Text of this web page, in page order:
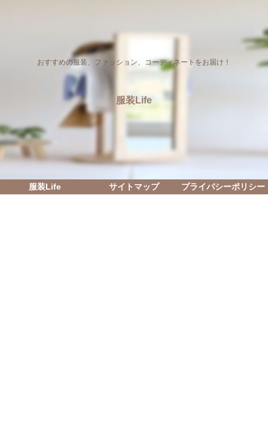
おすすめの服装、ファッション、コーディネートをお届け！
服装Life
服装Life サイトマップ プライバシーポリシー